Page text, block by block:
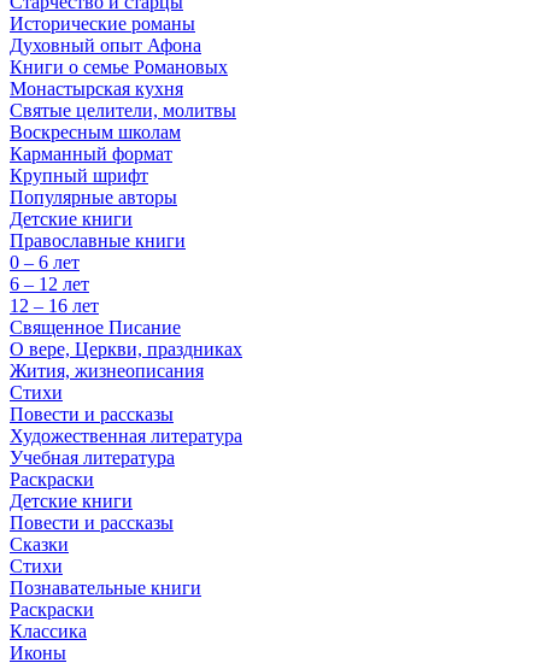
Исторические романы
Духовный опыт Афона
Книги о семье Романовых
Монастырская кухня
Святые целители, молитвы
Воскресным школам
Карманный формат
Крупный шрифт
Популярные авторы
Детские книги
Православные книги
0 – 6 лет
6 – 12 лет
12 – 16 лет
Священное Писание
О вере, Церкви, праздниках
Жития, жизнеописания
Стихи
Повести и рассказы
Художественная литература
Учебная литература
Раскраски
Детские книги
Повести и рассказы
Сказки
Стихи
Познавательные книги
Раскраски
Классика
Иконы